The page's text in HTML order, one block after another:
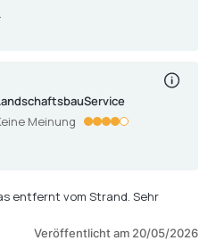
Landschaftsbau
Meinung
Service
Veröffentlicht am 20/05/2026